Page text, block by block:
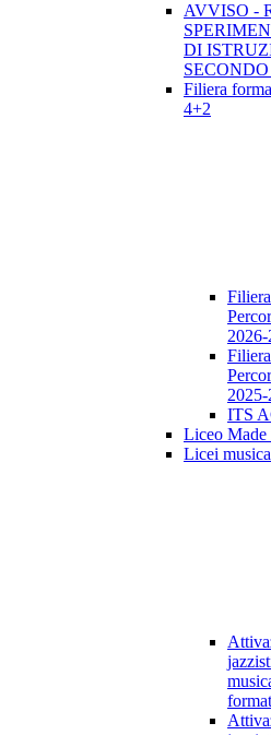
AVVISO -
DI
Filiera
4+2
ITS
Liceo
Licei